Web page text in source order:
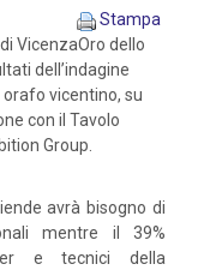
Stampa
di VicenzaOro dello
dell’indagine
vicentino, su
con il Tavolo
Group.
avrà bisogno di
mentre il 39%
e tecnici della